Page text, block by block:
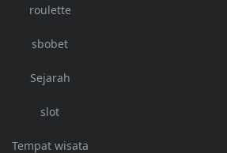
roulette
sbobet
Sejarah
slot
Tempat wisata